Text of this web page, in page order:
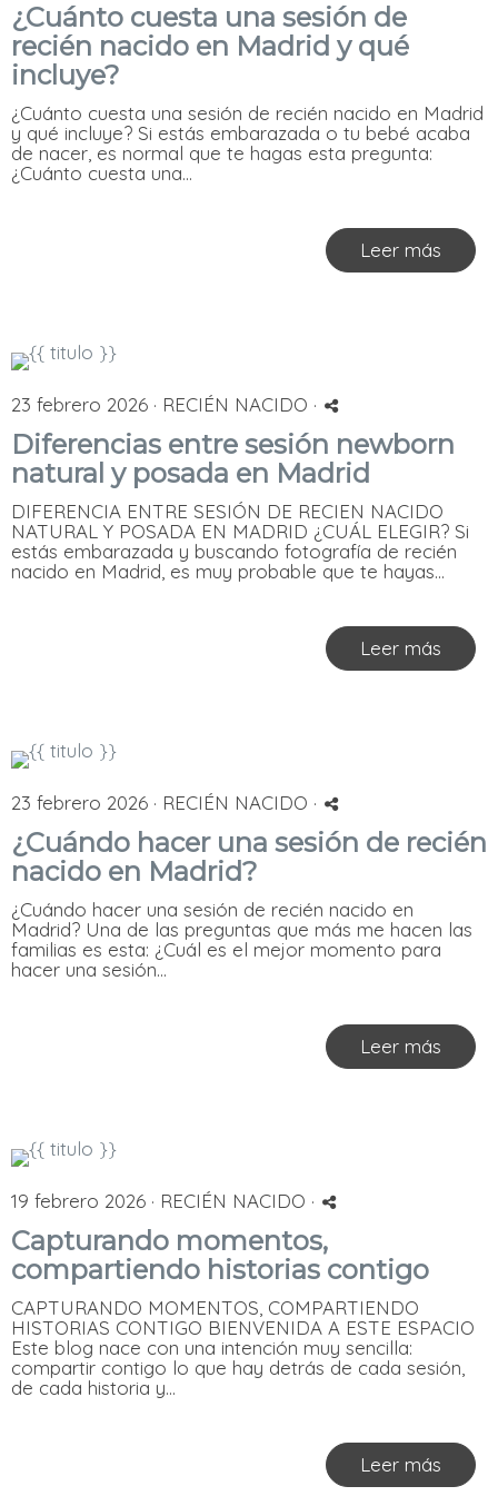
¿Cuánto cuesta una sesión de
recién nacido en Madrid y qué
incluye?
¿Cuánto cuesta una sesión de recién nacido en Madrid
y qué incluye? Si estás embarazada o tu bebé acaba
de nacer, es normal que te hagas esta pregunta:
¿Cuánto cuesta una...
Leer más
23 febrero 2026 · RECIÉN NACIDO ·
Diferencias entre sesión newborn
natural y posada en Madrid
DIFERENCIA ENTRE SESIÓN DE RECIEN NACIDO
NATURAL Y POSADA EN MADRID ¿CUÁL ELEGIR? Si
estás embarazada y buscando fotografía de recién
nacido en Madrid, es muy probable que te hayas...
Leer más
23 febrero 2026 · RECIÉN NACIDO ·
¿Cuándo hacer una sesión de recién
nacido en Madrid?
¿Cuándo hacer una sesión de recién nacido en
Madrid? Una de las preguntas que más me hacen las
familias es esta: ¿Cuál es el mejor momento para
hacer una sesión...
Leer más
19 febrero 2026 · RECIÉN NACIDO ·
Capturando momentos,
compartiendo historias contigo
CAPTURANDO MOMENTOS, COMPARTIENDO
HISTORIAS CONTIGO BIENVENIDA A ESTE ESPACIO
Este blog nace con una intención muy sencilla:
compartir contigo lo que hay detrás de cada sesión,
de cada historia y...
Leer más